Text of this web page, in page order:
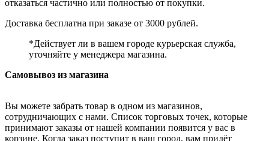
отказаться частично или полностью от покупки.
Доставка бесплатна при заказе от 3000 рублей.
*Действует ли в вашем городе курьерская служба,
уточняйте у менеджера магазина.
Самовывоз из магазина
Вы можете забрать товар в одном из магазинов,
сотрудничающих с нами. Список торговых точек, которые
принимают заказы от нашей компании появится у вас в
корзине. Когда заказ поступит в ваш город, вам придёт